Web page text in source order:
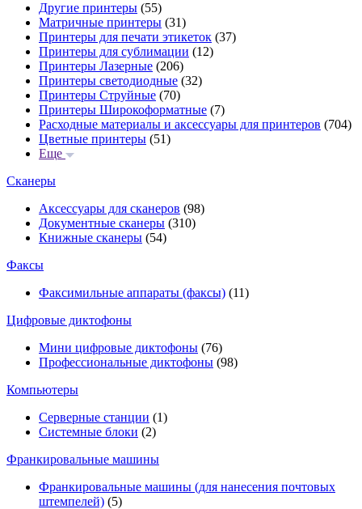
Другие принтеры (55)
Матричные принтеры (31)
Принтеры для печати этикеток (37)
Принтеры для сублимации (12)
Принтеры Лазерные (206)
Принтеры светодиодные (32)
Принтеры Струйные (70)
Принтеры Широкоформатные (7)
Расходные материалы и аксессуары для принтеров (704)
Цветные принтеры (51)
Еще
Сканеры
Аксессуары для сканеров (98)
Документные сканеры (310)
Книжные сканеры (54)
Факсы
Факсимильные аппараты (факсы) (11)
Цифровые диктофоны
Мини цифровые диктофоны (76)
Профессиональные диктофоны (98)
Компьютеры
Серверные станции (1)
Системные блоки (2)
Франкировальные машины
Франкировальные машины (для нанесения почтовых
штемпелей) (5)